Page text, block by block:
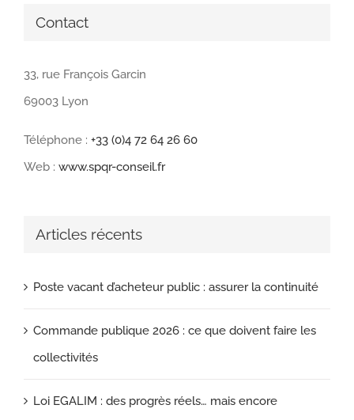
Contact
33, rue François Garcin
69003 Lyon
Téléphone : +33 (0)4 72 64 26 60
Web : www.spqr-conseil.fr
Articles récents
Poste vacant d’acheteur public : assurer la continuité
Commande publique 2026 : ce que doivent faire les
collectivités
Loi EGALIM : des progrès réels… mais encore